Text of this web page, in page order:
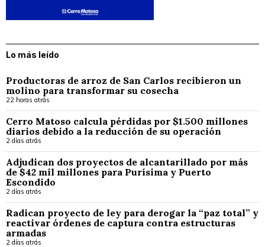
Lo más leído
Productoras de arroz de San Carlos recibieron un
molino para transformar su cosecha
22 horas atrás
Cerro Matoso calcula pérdidas por $1.500 millones
diarios debido a la reducción de su operación
2 días atrás
Adjudican dos proyectos de alcantarillado por más
de $42 mil millones para Purísima y Puerto
Escondido
2 días atrás
Radican proyecto de ley para derogar la “paz total” y
reactivar órdenes de captura contra estructuras
armadas
2 días atrás